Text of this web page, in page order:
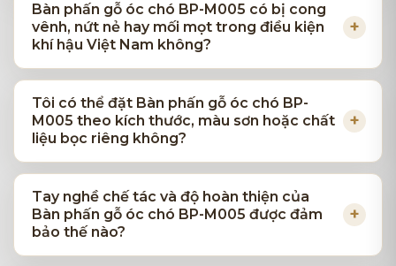
Bàn phấn gỗ óc chó BP-M005 có bị cong
vênh, nứt nẻ hay mối mọt trong điều kiện
khí hậu Việt Nam không?
Tôi có thể đặt Bàn phấn gỗ óc chó BP-
M005 theo kích thước, màu sơn hoặc chất
liệu bọc riêng không?
Tay nghề chế tác và độ hoàn thiện của
Bàn phấn gỗ óc chó BP-M005 được đảm
bảo thế nào?